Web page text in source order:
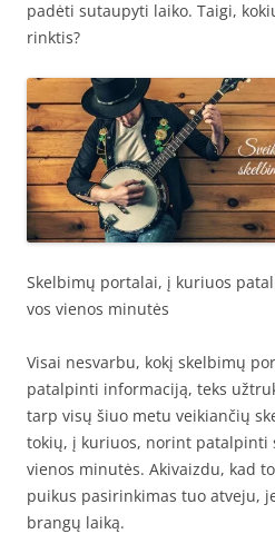
padėti sutaupyti laiko. Taigi,
rinktis?
Skelbimų portalai, į kuriuos
vos vienos minutės
Visai nesvarbu, kokį skelbimų
patalpinti informaciją, teks
tarp visų šiuo metu veikiančių
tokių, į kuriuos, norint patalpinti
vienos minutės. Akivaizdu, kad
puikus pasirinkimas tuo atveju,
brangų laiką.